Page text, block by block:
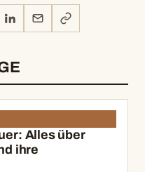
LINKEDIN
MAIL
LINK
KOPIEREN
Alles über
ihre